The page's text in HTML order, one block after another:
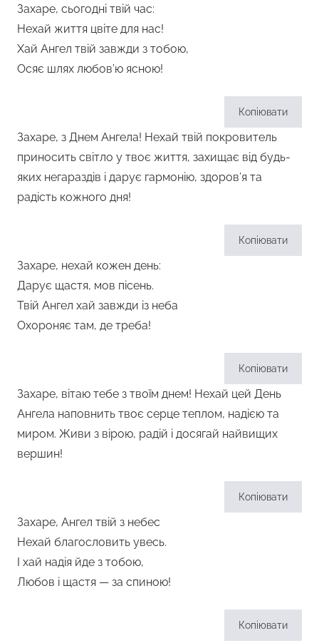
Захаре, сьогодні твій час:
Нехай життя цвіте для нас!
Хай Ангел твій завжди з тобою,
Осяє шлях любов’ю ясною!
Копіювати
Захаре, з Днем Ангела! Нехай твій покровитель
приносить світло у твоє життя, захищає від будь-
яких негараздів і дарує гармонію, здоров’я та
радість кожного дня!
Копіювати
Захаре, нехай кожен день:
Дарує щастя, мов пісень.
Твій Ангел хай завжди із неба
Охороняє там, де треба!
Копіювати
Захаре, вітаю тебе з твоїм днем! Нехай цей День
Ангела наповнить твоє серце теплом, надією та
миром. Живи з вірою, радій і досягай найвищих
вершин!
Копіювати
Захаре, Ангел твій з небес
Нехай благословить увесь.
І хай надія йде з тобою,
Любов і щастя — за спиною!
Копіювати